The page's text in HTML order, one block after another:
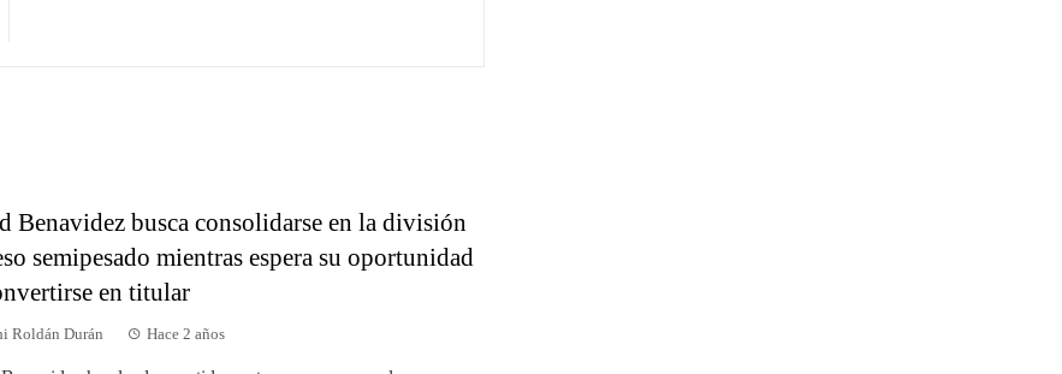
Benavidez busca consolidarse en la división
semipesado mientras espera su oportunidad
en titular
Roldán Durán Hace 2 años